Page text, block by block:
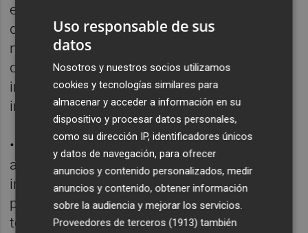
educación, Jiménez recomienda una serie
de buenas prácticas para garantizar que
niños y adolescentes disfruten del potencial
que ofrecen las tecnologías de la
información para su desarrollo personal e
intelectual:
• Configurar correctamente el móvil o tablet
actualizando el sistema operativo e
instalando un antivirus, para evitar que
puedan controlar la cámara y micrófono del
terminal.
Uso responsable de sus
datos
Nosotros y nuestros socios utilizamos
cookies y tecnologías similares para
almacenar y acceder a información en su
dispositivo y procesar datos personales,
como su dirección IP, identificadores únicos
y datos de navegación, para ofrecer
anuncios y contenido personalizados, medir
anuncios y contenido, obtener información
sobre la audiencia y mejorar los servicios.
Proveedores de terceros (1913) también